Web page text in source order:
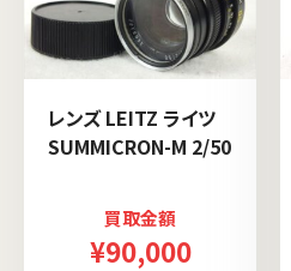
レンズ LEITZ ライツ
SUMMICRON-M 2/50
買取金額
¥90,000